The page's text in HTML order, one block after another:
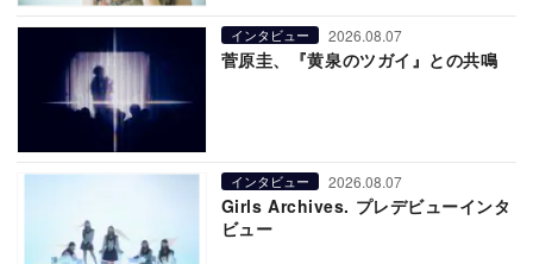
インタビュー 2026.08.07
菅原圭、『黄泉のツガイ』との共鳴
インタビュー 2026.08.07
Girls Archives. プレデビューインタ
ビュー